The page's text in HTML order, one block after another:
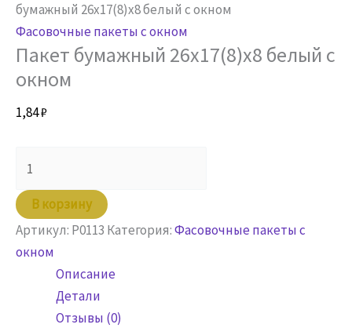
бумажный 26х17(8)х8 белый с окном
Фасовочные пакеты с окном
Пакет бумажный 26х17(8)х8 белый с
окном
1,84₽
товара
Пакет
бумажный
В корзину
Артикул: P0113 Категория:Фасовочные пакеты с
окном
Описание
Детали
Отзывы (0)